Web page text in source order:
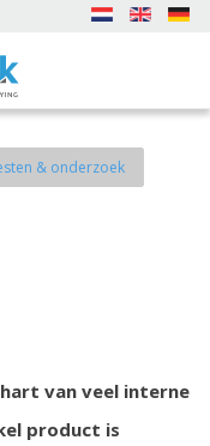
& onderzoek
van veel interne
product is